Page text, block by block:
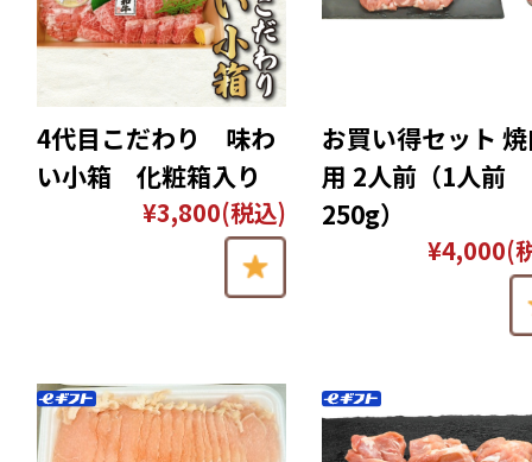
4代目こだわり 味わ
い小箱 化粧箱入り
¥3,800(税込)
お買い得セット
用 2人前（1人前
250g）
¥4,000(